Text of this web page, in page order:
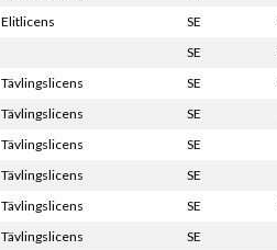
Elitlicens SE
SE
Tävlingslicens SE
Tävlingslicens SE
Tävlingslicens SE
Tävlingslicens SE
Tävlingslicens SE
Tävlingslicens SE